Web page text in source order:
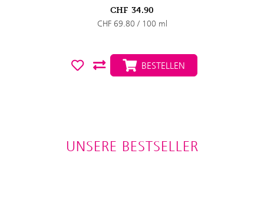
CHF 34.90
CHF 69.80 / 100 ml
BESTELLEN
UNSERE BESTSELLER